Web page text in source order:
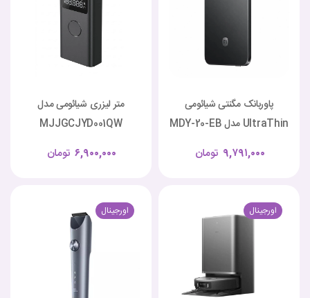
پاوربانک مگنتی شیائومی
UltraThin مدل MDY-20-EB
تومان ۹,۷۹۱,۰۰۰
متر لیزری شیائومی مدل
MJJGCJYD001QW
تومان ۶,۹۰۰,۰۰۰
اورجینال اورجینال